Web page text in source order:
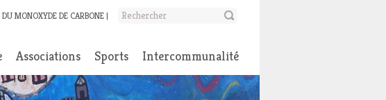
DU MONOXYDE DE CARBONE
Associations Sports Intercommunalité